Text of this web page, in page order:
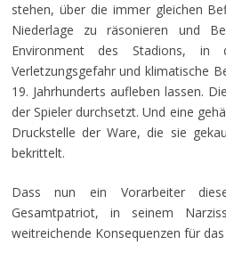
stehen, über die immer gleichen
Niederlage zu räsonieren und
Environment des Stadions, in
Verletzungsgefahr und klimatische
19. Jahrhunderts aufleben lassen.
der Spieler durchsetzt. Und eine
Druckstelle der Ware, die sie
bekrittelt.
Dass nun ein Vorarbeiter
Gesamtpatriot, in seinem
weitreichende Konsequenzen für